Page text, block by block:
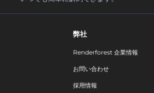
弊社
Renderforest 企業情報
お問い合わせ
採用情報